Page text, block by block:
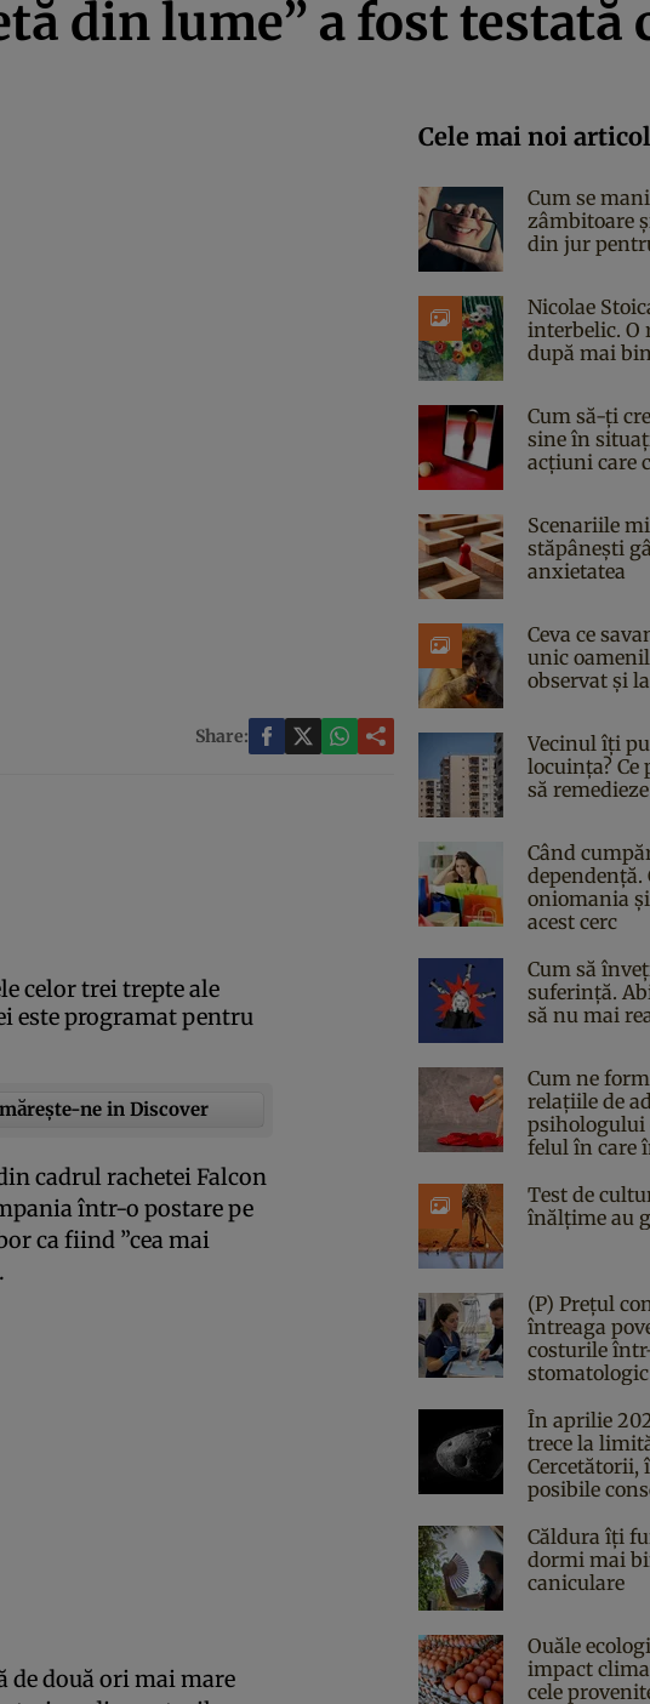
din lume” a fost testată
Share:
celor trei trepte ale
este programat pentru
ne in Discover
cadrul rachetei Falcon
într-o postare pe
ca fiind ”cea mai
.
de două ori mai mare
Cele mai noi
Cum se
zâmbitoare
din jur
Nicolae
interbelic. O
după mai
Cum să-ți
sine în
acțiuni care
Scenariile
stăpânești
anxietatea
Ceva ce
unic
observat și
Vecinul îți
locuința? Ce
să
Când
dependență.
oniomania
acest cerc
Cum să
suferință.
să nu mai
Cum ne
relațiile de
psihologului
felul în care
Test de
înălțime au
(P) Prețul
întreaga
costurile
În aprilie
trece la
Cercetătorii,
posibile
Căldura îți
dormi mai
caniculare
Ouăle
impact
cele